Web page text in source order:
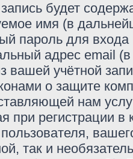
будет
имя (в
пароль для
адрес email
вашей учётной
о защите
нам
при регистрации
так и